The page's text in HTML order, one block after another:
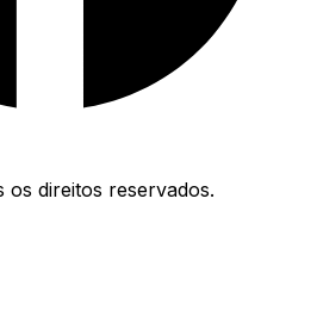
direitos reservados.